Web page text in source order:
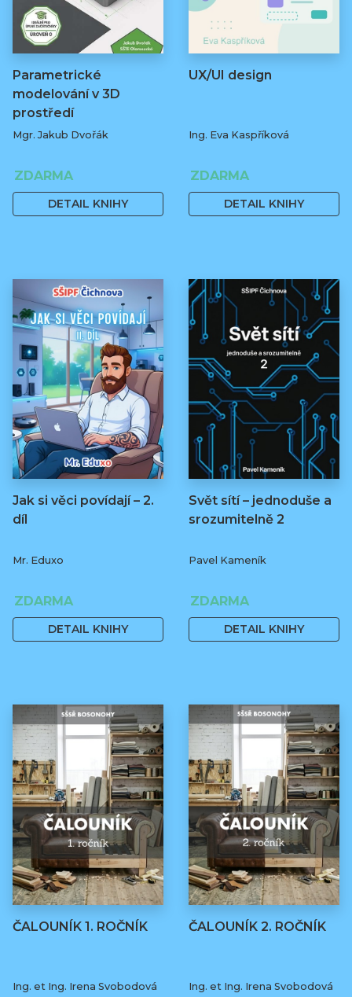
Parametrické
modelování v 3D
prostředí
Mgr. Jakub Dvořák
ZDARMA
DETAIL KNIHY
UX/UI design
Ing. Eva Kaspříková
ZDARMA
DETAIL KNIHY
Jak si věci povídají – 2.
díl
Mr. Eduxo
ZDARMA
DETAIL KNIHY
Svět sítí – jednoduše a
srozumitelně 2
Pavel Kameník
ZDARMA
DETAIL KNIHY
ČALOUNÍK 1. ROČNÍK
Ing. et Ing. Irena Svobodová
ČALOUNÍK 2. ROČNÍK
Ing. et Ing. Irena Svobodová